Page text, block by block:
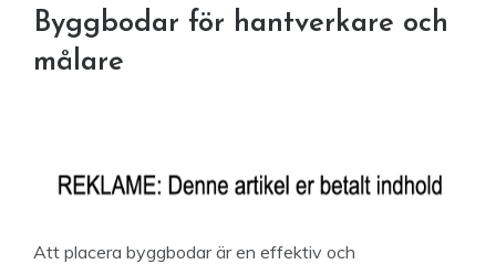
Byggbodar för hantverkare och
målare
Att placera byggbodar är en effektiv och